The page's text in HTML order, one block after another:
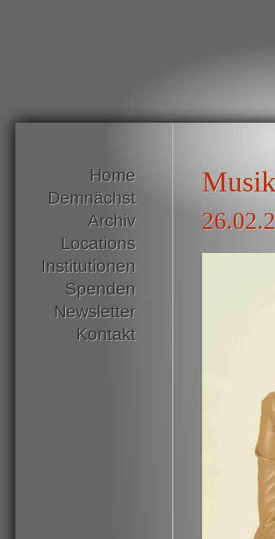
Home
Demnächst
Archiv
Locations
Institutionen
Spenden
Newsletter
Kontakt